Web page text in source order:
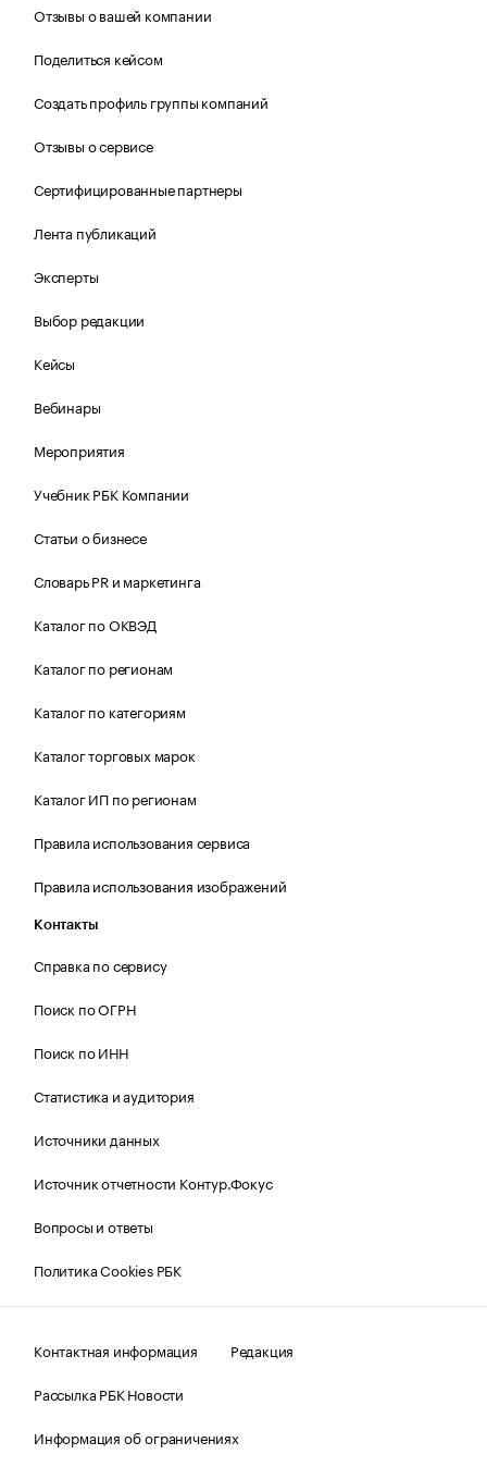
Отзывы о вашей компании
Поделиться кейсом
Создать профиль группы компаний
Отзывы о сервисе
Сертифицированные партнеры
Лента публикаций
Эксперты
Выбор редакции
Кейсы
Вебинары
Мероприятия
Учебник РБК Компании
Статьи о бизнесе
Словарь PR и маркетинга
Каталог по ОКВЭД
Каталог по регионам
Каталог по категориям
Каталог торговых марок
Каталог ИП по регионам
Правила использования сервиса
Правила использования изображений
Контакты
Справка по сервису
Поиск по ОГРН
Поиск по ИНН
Статистика и аудитория
Источники данных
Источник отчетности Контур.Фокус
Вопросы и ответы
Политика Cookies РБК
Контактная информация
Редакция
Рассылка РБК Новости
Информация об ограничениях